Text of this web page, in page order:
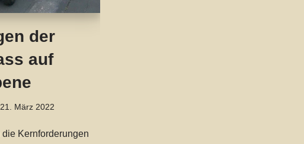
der
auf
21. März 2022
die Kernforderungen